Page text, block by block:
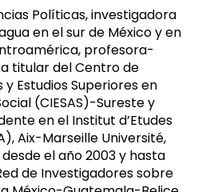
FemeninoPolíticas, investigadora
en el sur de México y en
profesora-
titular del Centro de
Estudios Superiores en
(CIESAS)-Sureste y
en el Institut d’Etudes
Aix-Marseille Université,
el año 2003 y hasta
de Investigadores sobre